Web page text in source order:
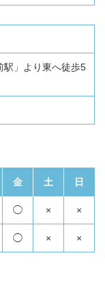
駅」より東へ徒歩5
金 土 日
◯ × ×
◯ × ×